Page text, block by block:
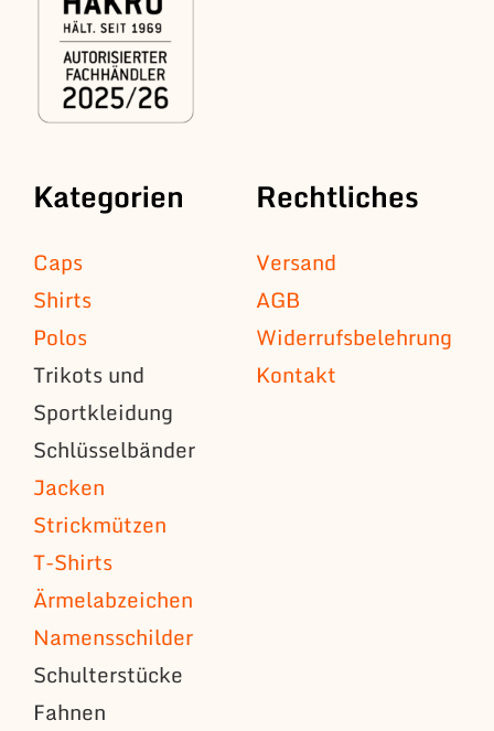
Kategorien
Caps
Shirts
Polos
Trikots und
Sportkleidung
Schlüsselbänder
Jacken
Strickmützen
T-Shirts
Ärmelabzeichen
Namensschilder
Schulterstücke
Fahnen
Rechtliches
Versand
AGB
Widerrufsbelehrung
Kontakt